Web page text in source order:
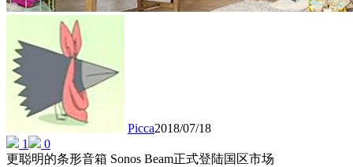
Picca2018/07/18
1
0
更聪明的条形音箱 Sonos Beam正式登陆国区市场